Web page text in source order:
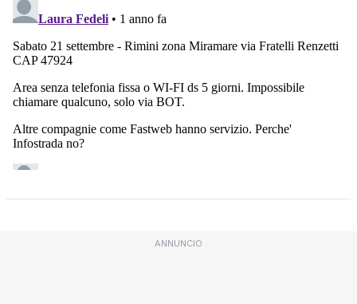
ANNUNCIO